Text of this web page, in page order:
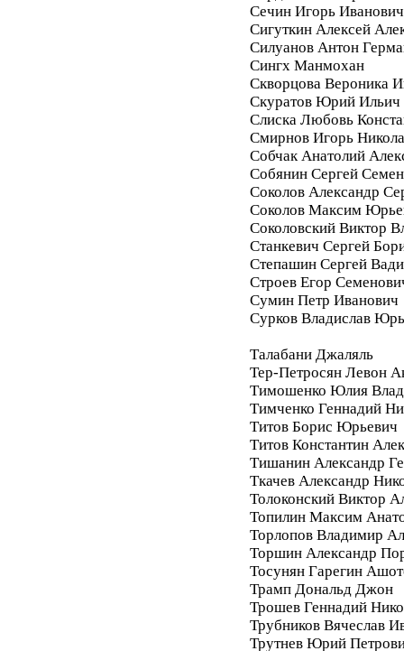
Сечин Игорь Иванович
Сигуткин Алексей
Силуанов Антон
Сингх Манмохан
Скворцова Вероника
Скуратов Юрий Ильич
Слиска Любовь
Смирнов Игорь
Собчак Анатолий
Собянин Сергей
Соколов Александр
Соколов Максим
Соколовский Виктор
Станкевич Сергей
Степашин Сергей
Строев Егор
Сумин Петр Иванович
Сурков Владислав
Талабани Джаляль
Тер-Петросян Левон
Тимошенко Юлия
Тимченко Геннадий
Титов Борис Юрьевич
Титов Константин
Тишанин Александр
Ткачев Александр
Толоконский Виктор
Топилин Максим
Торлопов Владимир
Торшин Александр
Тосунян Гарегин
Трамп Дональд Джон
Трошев Геннадий
Трубников Вячеслав
Трутнев Юрий